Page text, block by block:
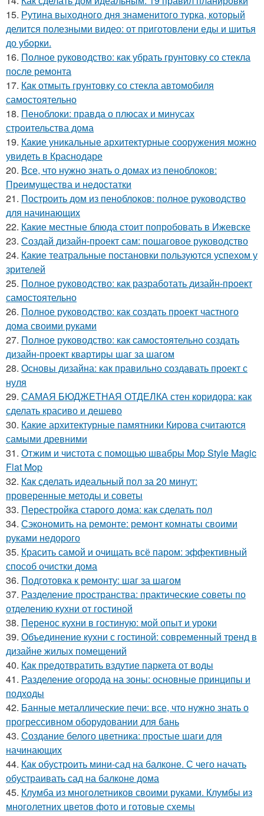
15. Рутина выходного дня знаменитого турка, который
делится полезными видео: от приготовлени еды и шитья
до уборки.
16. Полное руководство: как убрать грунтовку со стекла
после ремонта
17. Как отмыть грунтовку со стекла автомобиля
самостоятельно
18. Пеноблоки: правда о плюсах и минусах
строительства дома
19. Какие уникальные архитектурные сооружения можно
увидеть в Краснодаре
20. Все, что нужно знать о домах из пеноблоков:
Преимущества и недостатки
21. Построить дом из пеноблоков: полное руководство
для начинающих
22. Какие местные блюда стоит попробовать в Ижевске
23. Создай дизайн-проект сам: пошаговое руководство
24. Какие театральные постановки пользуются успехом у
зрителей
25. Полное руководство: как разработать дизайн-проект
самостоятельно
26. Полное руководство: как создать проект частного
дома своими руками
27. Полное руководство: как самостоятельно создать
дизайн-проект квартиры шаг за шагом
28. Основы дизайна: как правильно создавать проект с
нуля
29. САМАЯ БЮДЖЕТНАЯ ОТДЕЛКА стен коридора: как
сделать красиво и дешево
30. Какие архитектурные памятники Кирова считаются
самыми древними
31. Отжим и чистота с помощью швабры Mop Style Magic
Flat Mop
32. Как сделать идеальный пол за 20 минут:
проверенные методы и советы
33. Перестройка старого дома: как сделать пол
34. Сэкономить на ремонте: ремонт комнаты своими
руками недорого
35. Красить самой и очищать всё паром: эффективный
способ очистки дома
36. Подготовка к ремонту: шаг за шагом
37. Разделение пространства: практические советы по
отделению кухни от гостиной
38. Перенос кухни в гостиную: мой опыт и уроки
39. Объединение кухни с гостиной: современный тренд в
дизайне жилых помещений
40. Как предотвратить вздутие паркета от воды
41. Разделение огорода на зоны: основные принципы и
подходы
42. Банные металлические печи: все, что нужно знать о
прогрессивном оборудовании для бань
43. Создание белого цветника: простые шаги для
начинающих
44. Как обустроить мини-сад на балконе. С чего начать
обустраивать сад на балконе дома
45. Клумба из многолетников своими руками. Клумбы из
многолетних цветов фото и готовые схемы